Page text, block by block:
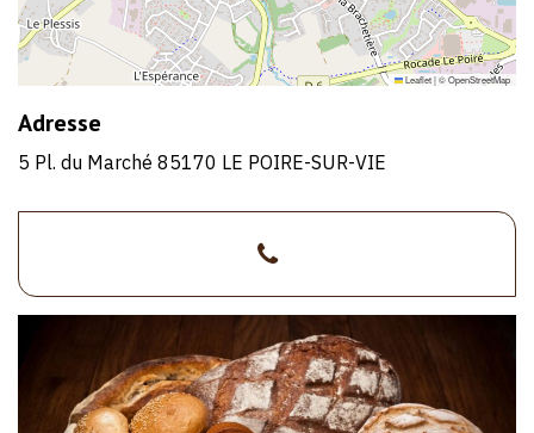
Leaflet|©OpenStreetMap
Adresse
5 Pl. du Marché 85170 LE POIRE-SUR-VIE
>02
51
40
57
01